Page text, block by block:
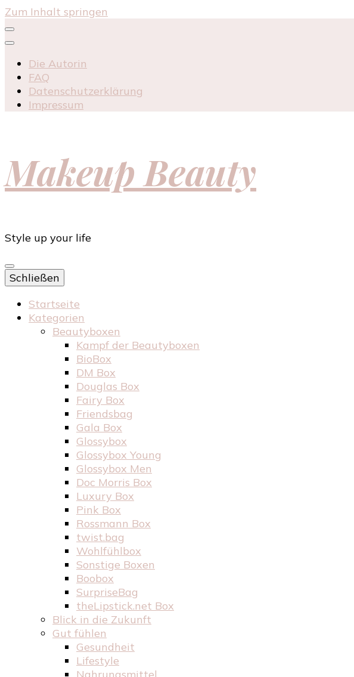
Zum Inhalt springen
Die Autorin
FAQ
Datenschutzerklärung
Impressum
Makeup Beauty
Style up your life
Schließen
Startseite
Kategorien
Beautyboxen
Kampf der Beautyboxen
BioBox
DM Box
Douglas Box
Fairy Box
Friendsbag
Gala Box
Glossybox
Glossybox Young
Glossybox Men
Doc Morris Box
Luxury Box
Pink Box
Rossmann Box
twist.bag
Wohlfühlbox
Sonstige Boxen
Boobox
SurpriseBag
theLipstick.net Box
Blick in die Zukunft
Gut fühlen
Gesundheit
Lifestyle